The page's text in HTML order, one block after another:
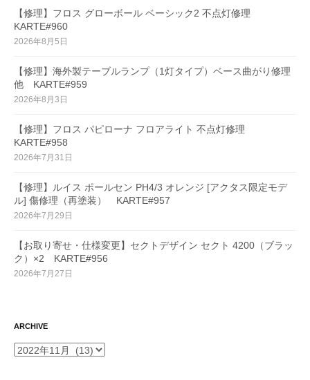
【修理】フロス グローボール ベーシック2 不点灯修理
KARTE#960
2026年8月5日
【修理】海外製テーブルランプ（1灯タイプ）ベース曲がり修理
他 KARTE#959
2026年8月3日
【修理】フロス パピローナ フロアライト 不点灯修理
KARTE#958
2026年7月31日
【修理】ルイス ポールセン PH4/3 オレンジ [アクタス限定モデ
ル] 傷修理（再塗装） KARTE#957
2026年7月29日
【お取り寄せ・仕様変更】セクトデザイン セクト 4200（ブラッ
ク）×2 KARTE#956
2026年7月27日
ARCHIVE
ARCHIVE